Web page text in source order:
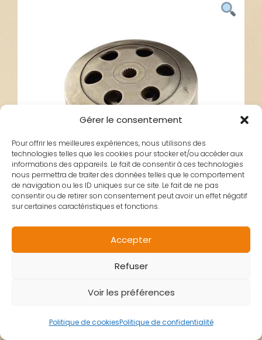
Gérer le consentement
Pour offrir les meilleures expériences, nous utilisons des
technologies telles que les cookies pour stocker et/ou accéder aux
informations des appareils. Le fait de consentir à ces technologies
nous permettra de traiter des données telles que le comportement
de navigation ou les ID uniques sur ce site. Le fait de ne pas
consentir ou de retirer son consentement peut avoir un effet négatif
sur certaines caractéristiques et fonctions.
Accepter
Refuser
Voir les préférences
Politique de cookiesPolitique de confidentialité
EMBRAYAGE
COMPLET TEKNIK